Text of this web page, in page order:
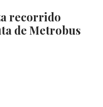
recorrido
de Metrobus